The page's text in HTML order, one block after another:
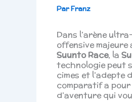
ParFranz
Dans l’arène
offensive
Suunto Race, la
technologie peut
cimes et l’adepte
comparatif a
d’aventure qui